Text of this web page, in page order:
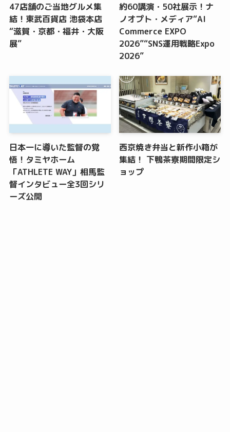
47店舗のご当地グルメ集
結！東武百貨店 池袋本店
“滋賀・京都・福井・大阪
展”
約60講演・50社展示！ナ
ノオプト・メディア“AI
Commerce EXPO
2026”“SNS運用戦略Expo
2026”
日本一に導いた監督の覚
悟！タミヤホーム
「ATHLETE WAY」相馬監
督インタビュー全3回シリ
ーズ公開
西京焼き弁当と新作小箱が
集結！ 下鴨茶寮期間限定シ
ョップ